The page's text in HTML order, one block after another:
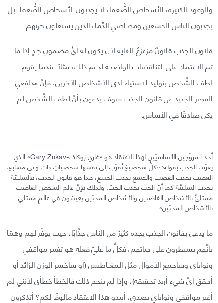
والوعود الكثيرة، الأشخاص الضُّعفاء لا يجذبون الأشخاص الضُّعفاء بل
يجذبون الناس الجشعين ومصاصي الدِّماء الذين يستغلون حزنهم.
قانون الجذب قانونٌ مزعزعٌ للغاية لأن يكون له أيُّ مضمونٍ جادٍ إذا ما
تم الاعتماد على التناقضات الواضحة لدعم ذلك، مثلًا عندما يقوم
لطف الشَّخص بتوليد الاستياء لدى الأشخاص الأخرين، فإنَّ مدافعي
العصر الجديد عن قانون الجذب سوف يدعون بأنَّ لطف الشَّخص لم
يكن صادقًا في الأساس.
أحد المروِّجين الأساسيّين لهذا الاعتقاد هو «غاري زوكاف-Gary Zukav» الذي
يعرِّف الجذب بقوله: «كلُّ شخصيةٍ تُقرِّب إلى نفسها شخصياتٍ ذات وعيٍ مشابهٍ،
الغضب يجذب الغضب والجشع يجذب الجشع، هذا هو قانون الجذب، فالسلبيَّة
تجذب السلبيَّة كما أنّ الحبَّ يجذب الحبّ، ولذلك فإنَّ عالم الشخص الغاضب
ممتلئٌ بالأشخاص الغاضبين والأشخاص المحبّين يعيشون في عالمٍ ممتلئٍ
بالأشخاص المحبّين».
ما يدعى بقانون الجذب يجده كثيرٌ من الناس جذَّابًا، حيث يوفِّر لهم وهمًا
بأنَّهم يسيطرون على حياتهم، فكلُّ ما عليَّ فعله هو تغيير مواقفي
ونواياي وسأجمع الأموال مثل المغناطيس (أو سأخسر الوزن الزائد أو
أحقق أيَّ شيءٍ أريد تحقيقه)، وإذا لم ينجح ذلك فالخطأ خطأي لأنني لم
أغير مواقفي ونواياي بصدقٍ، أيبدو هذا الاعتقاد مألوفًا لكم؟ أتذكرون